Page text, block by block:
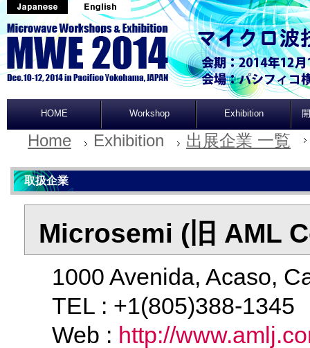
HOME Workshop Exhibition
Home Exhibition 出展企業 一覧
取扱企業
Microsemi (旧 AML
1000 Avenida, Acaso,
TEL : +1(805)388-
Web : http://